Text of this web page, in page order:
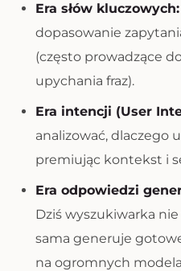
Era słów kluczowych:
dopasowanie
(często prowadzące
upychania fraz).
Era intencji (User
analizować, dlaczego
premiując kontekst i
Era odpowiedzi
Dziś wyszukiwarka
sama generuje
na ogromnych